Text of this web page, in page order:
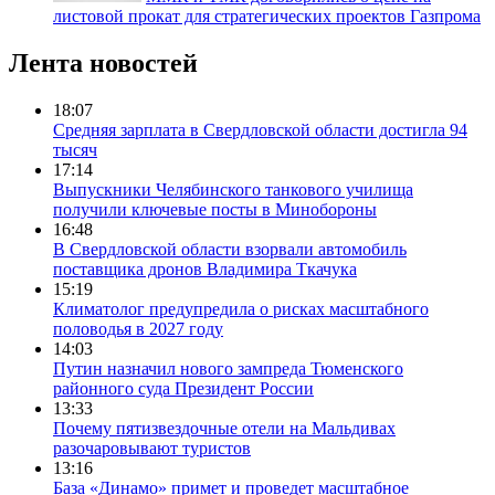
листовой прокат для стратегических проектов Газпрома
Лента новостей
18:07
Средняя зарплата в Свердловской области достигла 94
тысяч
17:14
Выпускники Челябинского танкового училища
получили ключевые посты в Минобороны
16:48
В Свердловской области взорвали автомобиль
поставщика дронов Владимира Ткачука
15:19
Климатолог предупредила о рисках масштабного
половодья в 2027 году
14:03
Путин назначил нового зампреда Тюменского
районного суда Президент России
13:33
Почему пятизвездочные отели на Мальдивах
разочаровывают туристов
13:16
База «Динамо» примет и проведет масштабное